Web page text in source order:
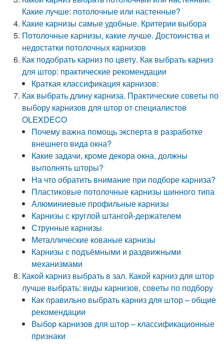
Какие лучше: потолочные или настенные?
Какие карнизы самые удобные. Критерии выбора
Потолочные карнизы, какие лучше. Достоинства и
недостатки потолочных карнизов
Как подобрать карниз по цвету. Как выбрать карниз
для штор: практические рекомендации
Краткая классификация карнизов:
Как выбрать длину карниза. Практические советы по
выбору карнизов для штор от специалистов
OLEXDECO
Почему важна помощь эксперта в разработке
внешнего вида окна?
Какие задачи, кроме декора окна, должны
выполнять шторы?
На что обратить внимание при подборе карниза?
Пластиковые потолочные карнизы шинного типа
Алюминиевые профильные карнизы
Карнизы с круглой штангой-держателем
Струнные карнизы
Металлические кованые карнизы
Карнизы с подъёмными и раздвижными
механизмами
Какой карниз выбрать в зал. Какой карниз для штор
лучше выбрать: виды карнизов, советы по подбору
Как правильно выбрать карниз для штор – общие
рекомендации
Выбор карнизов для штор – классификационные
признаки